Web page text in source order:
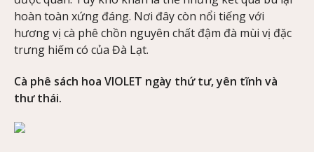
hoàn toàn xứng đáng. Nơi đây còn nổi tiếng với
hương vị cà phê chồn nguyên chất đậm đà mùi vị đặc
trưng hiếm có của Đà Lạt.
Cà phê sách hoa VIOLET ngày thứ tư, yên tĩnh và
thư thái.